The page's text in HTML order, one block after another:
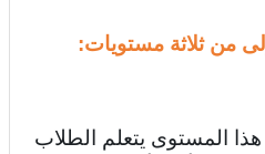
من ثلاثة مستويات:
المستوى يتعلم الطلاب